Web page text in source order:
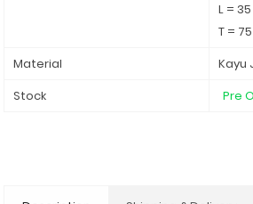
L =
T =
Material
Kayu
Stock
Pre